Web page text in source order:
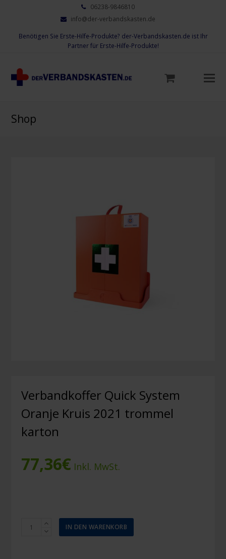
06238-9846810
info@der-verbandskasten.de
Benötigen Sie Erste-Hilfe-Produkte? der-Verbandskasten.de ist Ihr
Partner für Erste-Hilfe-Produkte!
Shop
Verbandkoffer Quick System
Oranje Kruis 2021 trommel
karton
77,36€ Inkl. MwSt.
VerbandkofferIN DEN WARENKORB